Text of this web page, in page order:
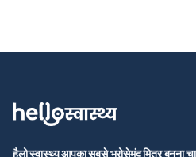
हैलो स्वास्थ्य आपका सबसे भरोसेमंद मित्र बनना